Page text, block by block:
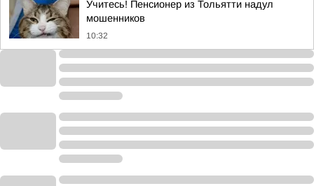
Учитесь! Пенсионер из Тольятти надул
мошенников
10:32